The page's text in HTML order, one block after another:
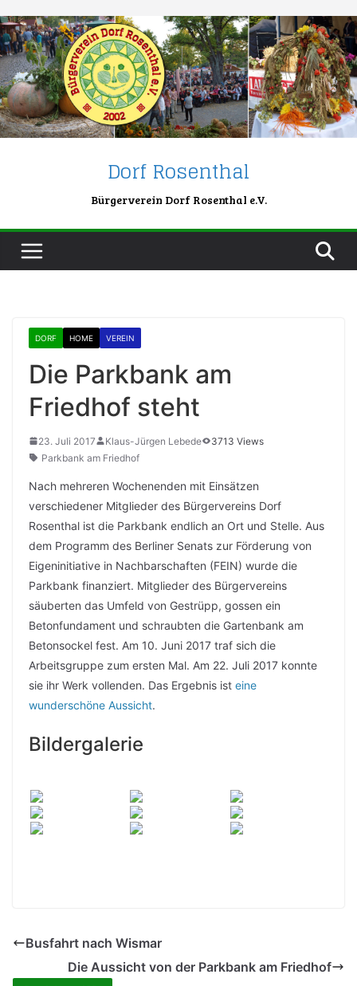
to
content
Dorf Rosenthal
Bürgerverein Dorf Rosenthal e.V.
DORF HOME VEREIN
Die Parkbank am
Friedhof steht
23. Juli 2017 Klaus-Jürgen Lebede
3713 Views
Parkbank am Friedhof
Nach mehreren Wochenenden mit Einsätzen
verschiedener Mitglieder des Bürgervereins Dorf
Rosenthal ist die Parkbank endlich an Ort und Stelle. Aus
dem Programm des Berliner Senats zur Förderung von
Eigeninitiative in Nachbarschaften (FEIN) wurde die
Parkbank finanziert. Mitglieder des Bürgervereins
säuberten das Umfeld von Gestrüpp, gossen ein
Betonfundament und schraubten die Gartenbank am
Betonsockel fest. Am 10. Juni 2017 traf sich die
Arbeitsgruppe zum ersten Mal. Am 22. Juli 2017 konnte
sie ihr Werk vollenden. Das Ergebnis ist eine
wunderschöne Aussicht.
Bildergalerie
Busfahrt nach Wismar
Die Aussicht von der Parkbank am Friedhof